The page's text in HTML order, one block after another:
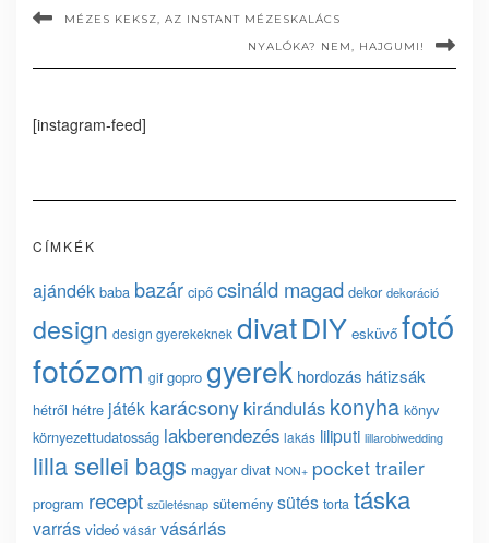
MÉZES KEKSZ, AZ INSTANT MÉZESKALÁCS
NYALÓKA? NEM, HAJGUMI!
[instagram-feed]
CÍMKÉK
ajándék baba bazár cipő csináld magad dekor dekoráció
design design gyerekeknek divatDIY esküvő fotó
fotózom gif gopro gyerek hordozás hátizsák
hétről hétre játék karácsony kirándulás konyha könyv
környezettudatosság lakberendezés lakás liliputi lillarobiwedding
lilla sellei bags magyar divat NON+ pocket trailer
program recept születésnap sütemény sütés torta táska
varrás videó vásár vásárlás